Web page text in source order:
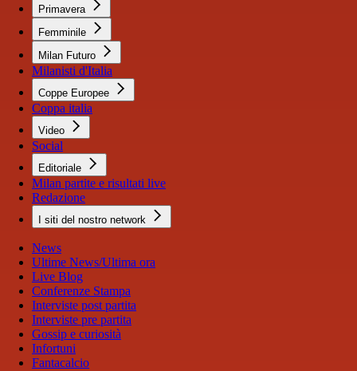
Primavera
Femminile
Milan Futuro
Milanisti d'Italia
Coppe Europee
Coppa italia
Video
Social
Editoriale
Milan partite e risultati live
Redazione
I siti del nostro network
News
Ultime News/Ultima ora
Live Blog
Conferenze Stampa
Interviste post partita
Interviste pre partita
Gossip e curiosità
Infortuni
Fantacalcio